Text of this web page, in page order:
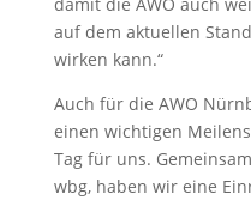
auf dem aktuellen
wirken kann.“
Auch für die AWO
einen wichtigen
Tag für uns.
wbg, haben wir eine